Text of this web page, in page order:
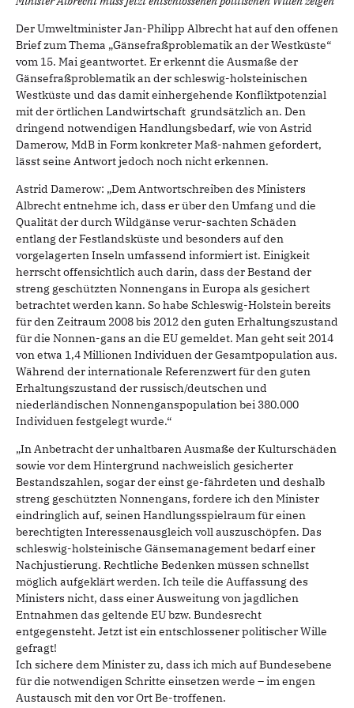
Der Umweltminister Jan-Philipp Albrecht hat auf den offenen
Brief zum Thema „Gänsefraßproblematik an der Westküste“
vom 15. Mai geantwortet. Er erkennt die Ausmaße der
Gänsefraßproblematik an der schleswig-holsteinischen
Westküste und das damit einhergehende Konfliktpotenzial
mit der örtlichen Landwirtschaft grundsätzlich an. Den
dringend notwendigen Handlungsbedarf, wie von Astrid
Damerow, MdB in Form konkreter Maß-nahmen gefordert,
lässt seine Antwort jedoch noch nicht erkennen.
Astrid Damerow: „Dem Antwortschreiben des Ministers
Albrecht entnehme ich, dass er über den Umfang und die
Qualität der durch Wildgänse verur-sachten Schäden
entlang der Festlandsküste und besonders auf den
vorgelagerten Inseln umfassend informiert ist. Einigkeit
herrscht offensichtlich auch darin, dass der Bestand der
streng geschützten Nonnengans in Europa als gesichert
betrachtet werden kann. So habe Schleswig-Holstein bereits
für den Zeitraum 2008 bis 2012 den guten Erhaltungszustand
für die Nonnen-gans an die EU gemeldet. Man geht seit 2014
von etwa 1,4 Millionen Individuen der Gesamtpopulation aus.
Während der internationale Referenzwert für den guten
Erhaltungszustand der russisch/deutschen und
niederländischen Nonnenganspopulation bei 380.000
Individuen festgelegt wurde.“
„In Anbetracht der unhaltbaren Ausmaße der Kulturschäden
sowie vor dem Hintergrund nachweislich gesicherter
Bestandszahlen, sogar der einst ge-fährdeten und deshalb
streng geschützten Nonnengans, fordere ich den Minister
eindringlich auf, seinen Handlungsspielraum für einen
berechtigten Interessenausgleich voll auszuschöpfen. Das
schleswig-holsteinische Gänsemanagement bedarf einer
Nachjustierung. Rechtliche Bedenken müssen schnellst
möglich aufgeklärt werden. Ich teile die Auffassung des
Ministers nicht, dass einer Ausweitung von jagdlichen
Entnahmen das geltende EU bzw. Bundesrecht
entgegensteht. Jetzt ist ein entschlossener politischer Wille
gefragt!
Ich sichere dem Minister zu, dass ich mich auf Bundesebene
für die notwendigen Schritte einsetzen werde – im engen
Austausch mit den vor Ort Be-troffenen.